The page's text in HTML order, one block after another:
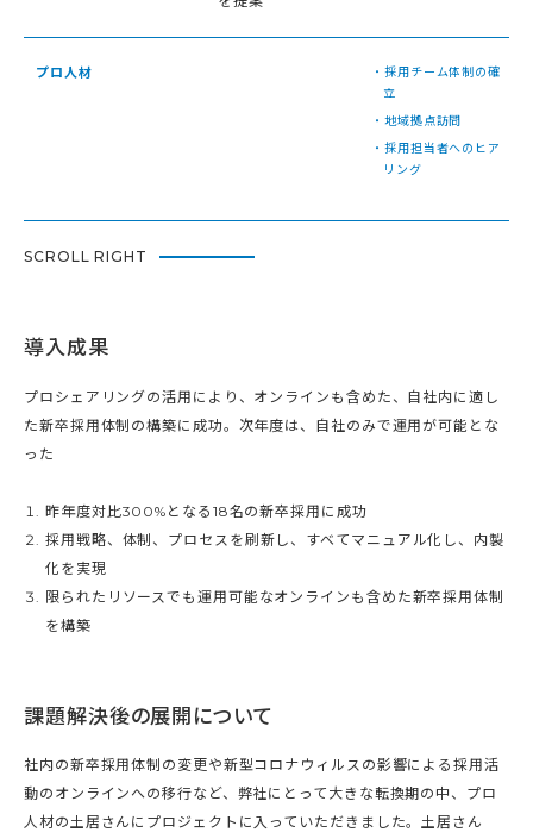
プロ人材
・採用チーム体制の確
立
・地域拠点訪問
・採用担当者へのヒア
リング
SCROLL RIGHT
導入成果
プロシェアリングの活用により、オンラインも含めた、自社内に適し
た新卒採用体制の構築に成功。次年度は、自社のみで運用が可能とな
った
昨年度対比300%となる18名の新卒採用に成功
採用戦略、体制、プロセスを刷新し、すべてマニュアル化し、内製
化を実現
限られたリソースでも運用可能なオンラインも含めた新卒採用体制
を構築
課題解決後の展開について
社内の新卒採用体制の変更や新型コロナウィルスの影響による採用活
動のオンラインへの移行など、弊社にとって大きな転換期の中、プロ
人材の土居さんにプロジェクトに入っていただきました。土居さん